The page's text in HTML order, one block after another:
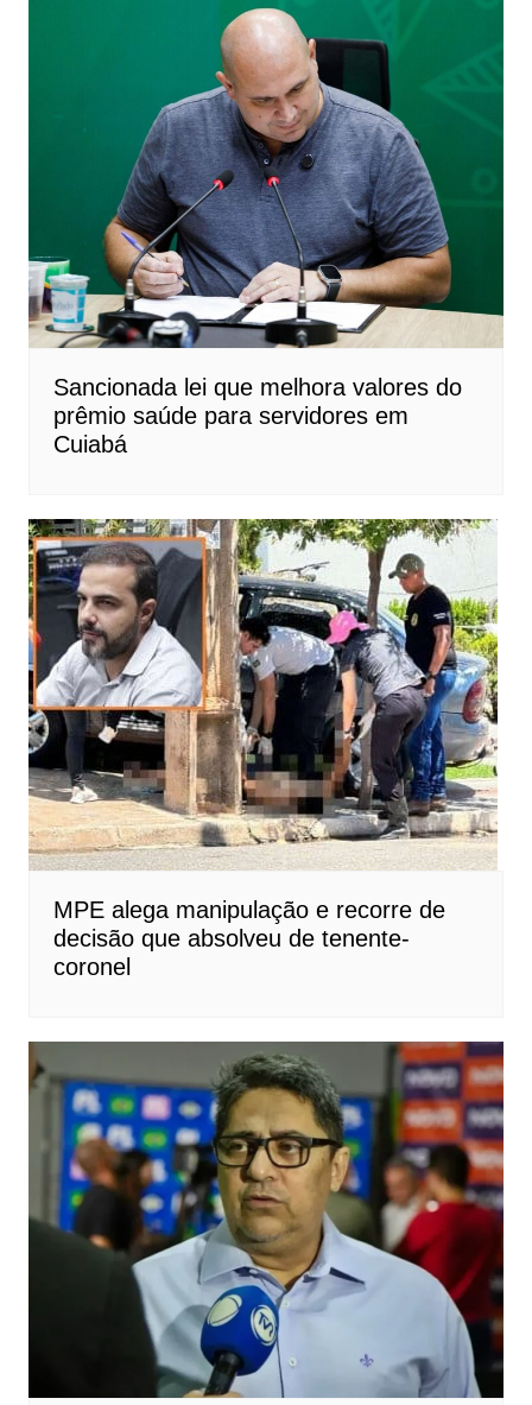
Sancionada lei que melhora valores do
prêmio saúde para servidores em
Cuiabá
MPE alega manipulação e recorre de
decisão que absolveu de tenente-
coronel